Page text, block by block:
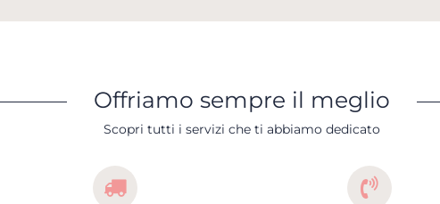
Offriamo sempre il meglio
Scopri tutti i servizi che ti abbiamo dedicato